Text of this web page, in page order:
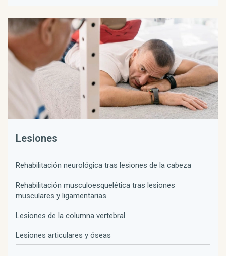
Lesiones
Rehabilitación neurológica tras lesiones de la cabeza
Rehabilitación musculoesquelética tras lesiones
musculares y ligamentarias
Lesiones de la columna vertebral
Lesiones articulares y óseas